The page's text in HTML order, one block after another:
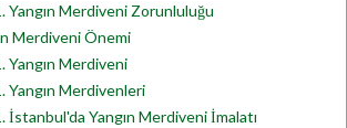
Yangın Merdiveni Zorunluluğu
Merdiveni Önemi
Yangın Merdiveni
Yangın Merdivenleri
İstanbul'da Yangın Merdiveni İmalatı